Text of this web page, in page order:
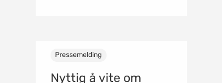
Pressemelding
Nyttig å vite om